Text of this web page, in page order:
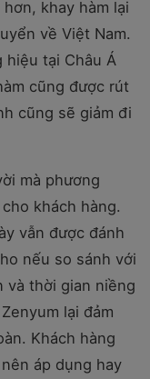
khay hàm lại
về Việt Nam.
hiệu tại Châu Á
cũng được rút
cũng sẽ giảm đi
mà phương
khách hàng.
vẫn được đánh
nếu so sánh với
và thời gian niềng
lại đảm
Khách hàng
áp dụng hay